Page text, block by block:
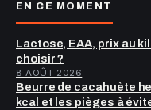
EN CE MOMENT
Lactose, EAA, prix au
choisir ?
8 AOÛT 2026
Beurre de cacahuète
kcal et les pièges à